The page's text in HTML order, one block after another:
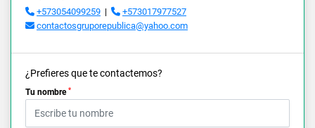
+573054099259 |
+573017977527
contactosgruporepublica@yahoo.com
¿Prefieres que te contactemos?
Tu nombre *